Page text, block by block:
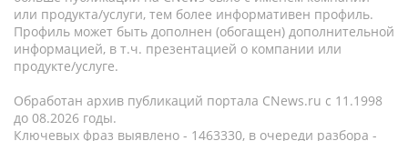
или продукта/услуги, тем более информативен профиль.
Профиль может быть дополнен (обогащен) дополнительной
информацией, в т.ч. презентацией о компании или
продукте/услуге.
Обработан архив публикаций портала CNews.ru c 11.1998
до 08.2026 годы.
Ключевых фраз выявлено - 1463330, в очереди разбора -